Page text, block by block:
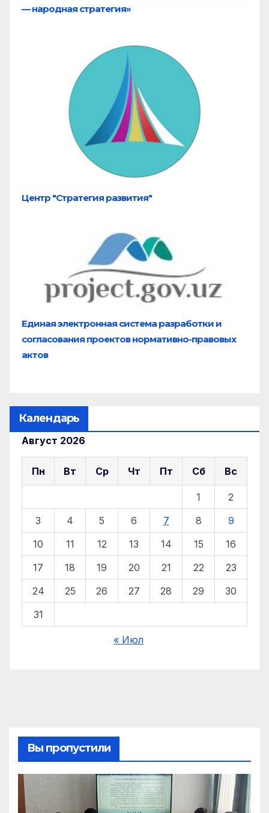
— народная стратегия»
Центр "Стратегия развития"
Единая электронная система разработки и
согласования проектов нормативно-правовых
актов
Календарь
Август 2026
Пн Вт Ср Чт Пт Сб Вс
1
2
3
4 5 6 7 8
9
10
11 12 13 14 15
16
17
18 19 20 21 22
23
24
25 26 27 28 29
30
31
« Июл
Вы пропустили